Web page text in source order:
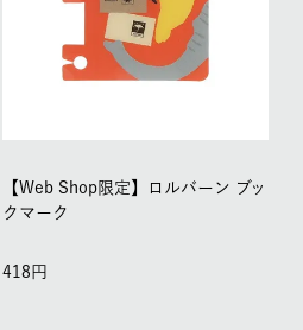
【Web Shop限定】ロルバーン ブッ
クマーク
418